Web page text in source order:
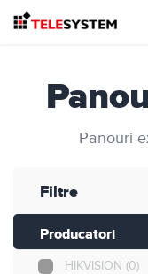
Panouri
Filtre
Producatori
HIKVISION (0)